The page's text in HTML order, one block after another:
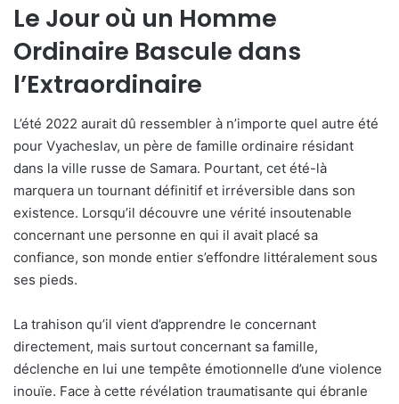
Le Jour où un Homme
Ordinaire Bascule dans
l’Extraordinaire
L’été 2022 aurait dû ressembler à n’importe quel autre été
pour Vyacheslav, un père de famille ordinaire résidant
dans la ville russe de Samara. Pourtant, cet été-là
marquera un tournant définitif et irréversible dans son
existence. Lorsqu’il découvre une vérité insoutenable
concernant une personne en qui il avait placé sa
confiance, son monde entier s’effondre littéralement sous
ses pieds.
La trahison qu’il vient d’apprendre le concernant
directement, mais surtout concernant sa famille,
déclenche en lui une tempête émotionnelle d’une violence
inouïe. Face à cette révélation traumatisante qui ébranle